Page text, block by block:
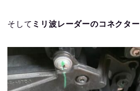
そして ミリ波レーダーのコネクター